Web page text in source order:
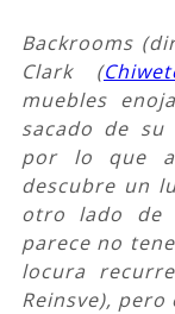
Backrooms
Clark (
muebles
sacado de su
por lo que
descubre un
otro lado de
parece no
locura
Reinsve),